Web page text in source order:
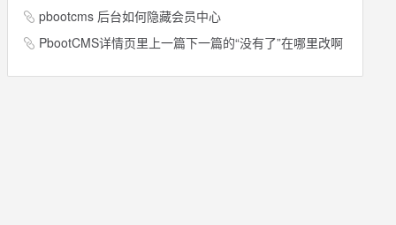
pbootcms 后台如何隐藏会员中心
PbootCMS详情页里上一篇下一篇的“没有了”在哪里改啊